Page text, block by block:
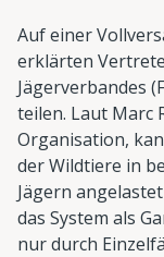
Auf einer
erklärten
Jägerverbandes
teilen. Laut Marc
Organisation,
der Wildtiere in
Jägern
das System als
nur durch